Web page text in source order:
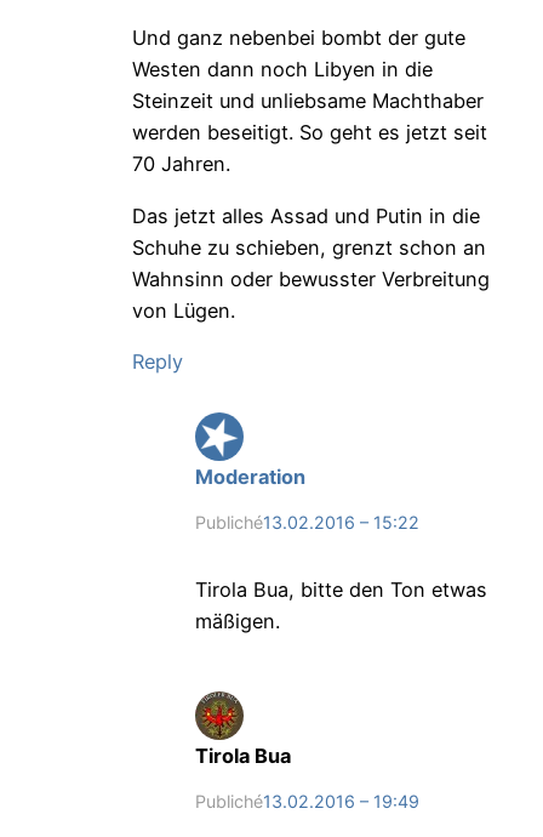
Und ganz nebenbei bombt der gute
Westen dann noch Libyen in die
Steinzeit und unliebsame Machthaber
werden beseitigt. So geht es jetzt seit
70 Jahren.
Das jetzt alles Assad und Putin in die
Schuhe zu schieben, grenzt schon an
Wahnsinn oder bewusster Verbreitung
von Lügen.
Reply
Moderation
Publiché13.02.2016 – 15:22
Tirola Bua, bitte den Ton etwas
mäßigen.
Tirola Bua
Publiché13.02.2016 – 19:49